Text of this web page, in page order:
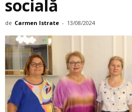
socială
de Carmen Istrate - 13/08/2024